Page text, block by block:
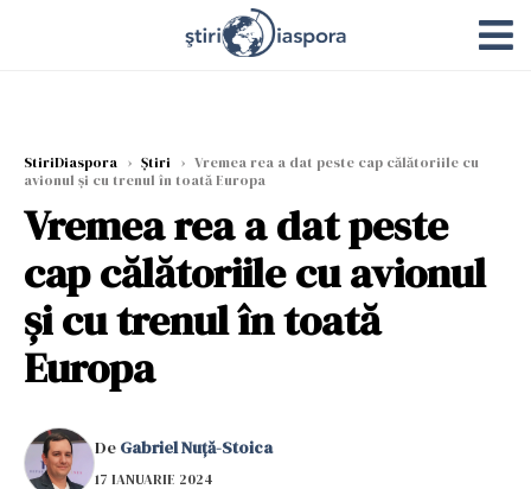
StiriDiaspora › Știri › Vremea rea a dat peste cap călătoriile cu
avionul și cu trenul în toată Europa
Vremea rea a dat peste
cap călătoriile cu avionul
și cu trenul în toată
Europa
De Gabriel Nuță-Stoica
17 IANUARIE 2024